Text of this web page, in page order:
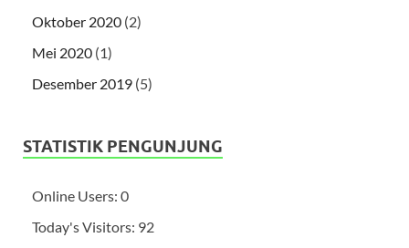
Oktober 2020 (2)
Mei 2020 (1)
Desember 2019 (5)
STATISTIK PENGUNJUNG
Online Users: 0
Today's Visitors: 92